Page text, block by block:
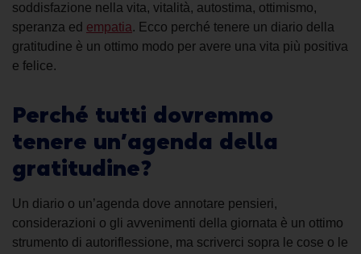
soddisfazione nella vita, vitalità, autostima, ottimismo,
speranza ed empatia. Ecco perché tenere un diario della
gratitudine è un ottimo modo per avere una vita più positiva
e felice.
Perché tutti dovremmo
tenere un’agenda della
gratitudine?
Un diario o un’agenda dove annotare pensieri,
considerazioni o gli avvenimenti della giornata è un ottimo
strumento di autoriflessione, ma scriverci sopra le cose o le